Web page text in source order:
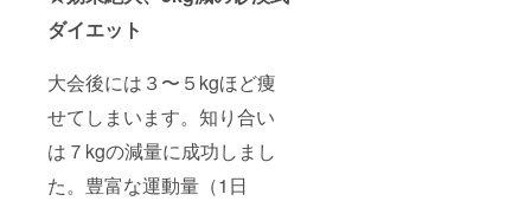
ダイエット
大会後には３〜５kgほど痩
せてしまいます。知り合い
は７kgの減量に成功しまし
た。豊富な運動量（1日